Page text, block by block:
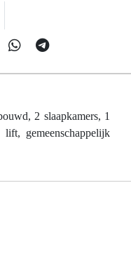
2 slaapkamers, 1
gemeenschappelijk